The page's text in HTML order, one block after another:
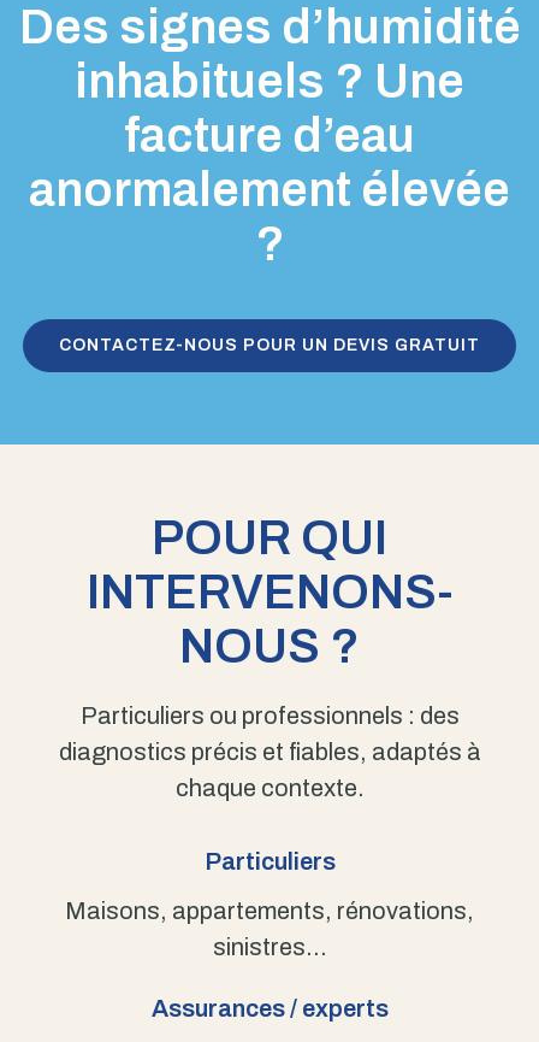
Des signes d’humidité
inhabituels ? Une
facture d’eau
anormalement élevée
?
CONTACTEZ-NOUS POUR UN DEVIS GRATUIT
POUR QUI
INTERVENONS-
NOUS ?
Particuliers ou professionnels : des
diagnostics précis et fiables, adaptés à
chaque contexte.
Particuliers
Maisons, appartements, rénovations,
sinistres…
Assurances / experts